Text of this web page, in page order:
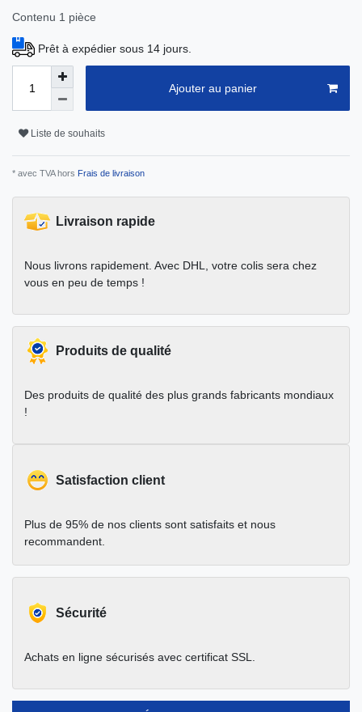
Contenu 1 pièce
Prêt à expédier sous 14 jours.
Ajouter au panier
Liste de souhaits
* avec TVA hors Frais de livraison
Livraison rapide
Nous livrons rapidement. Avec DHL, votre colis sera chez
vous en peu de temps !
Produits de qualité
Des produits de qualité des plus grands fabricants mondiaux
!
Satisfaction client
Plus de 95% de nos clients sont satisfaits et nous
recommandent.
Sécurité
Achats en ligne sécurisés avec certificat SSL.